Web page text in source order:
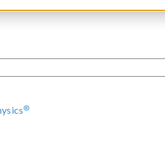
®